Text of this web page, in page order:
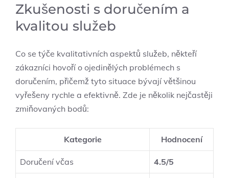
Zkušenosti s doručením a
kvalitou služeb
Co se týče kvalitativních aspektů služeb, někteří
zákazníci hovoří o ojedinělých problémech s
doručením, přičemž tyto situace bývají většinou
vyřešeny rychle a efektivně. Zde je několik nejčastěji
zmiňovaných bodů:
Kategorie Hodnocení
Doručení včas 4.5/5